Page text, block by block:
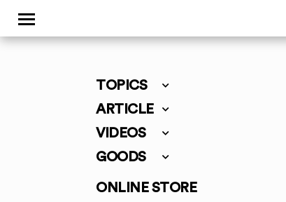
TOPICS
ARTICLE
VIDEOS
GOODS
ONLINE STORE